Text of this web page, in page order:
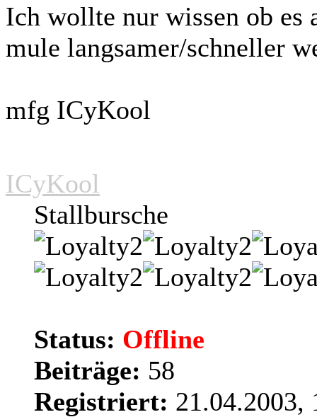
Ich wollte nur wissen ob es
mule langsamer/schneller
mfg ICyKool
ICyKool
Stallbursche
Status: Offline
Beiträge: 58
Registriert: 21.04.2003,